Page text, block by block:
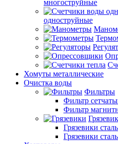
многоструйные
одноструйные
Хомуты металлические
Очистка воды
Фильтры
Фильтр
Фильтр
Грязевики
Грязевики